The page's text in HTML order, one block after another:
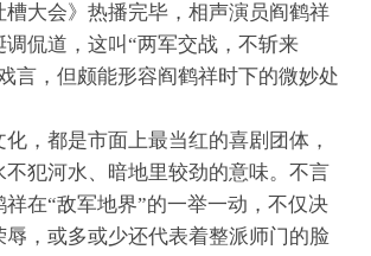
槽大会》热播完毕，相声演员阎鹤祥
调侃道，这叫“两军交战，不斩来
言，但颇能形容阎鹤祥时下的微妙处
，都是市面上最当红的喜剧团体，
不犯河水、暗地里较劲的意味。不言
祥在“敌军地界”的一举一动，不仅决
辱，或多或少还代表着整派师门的脸